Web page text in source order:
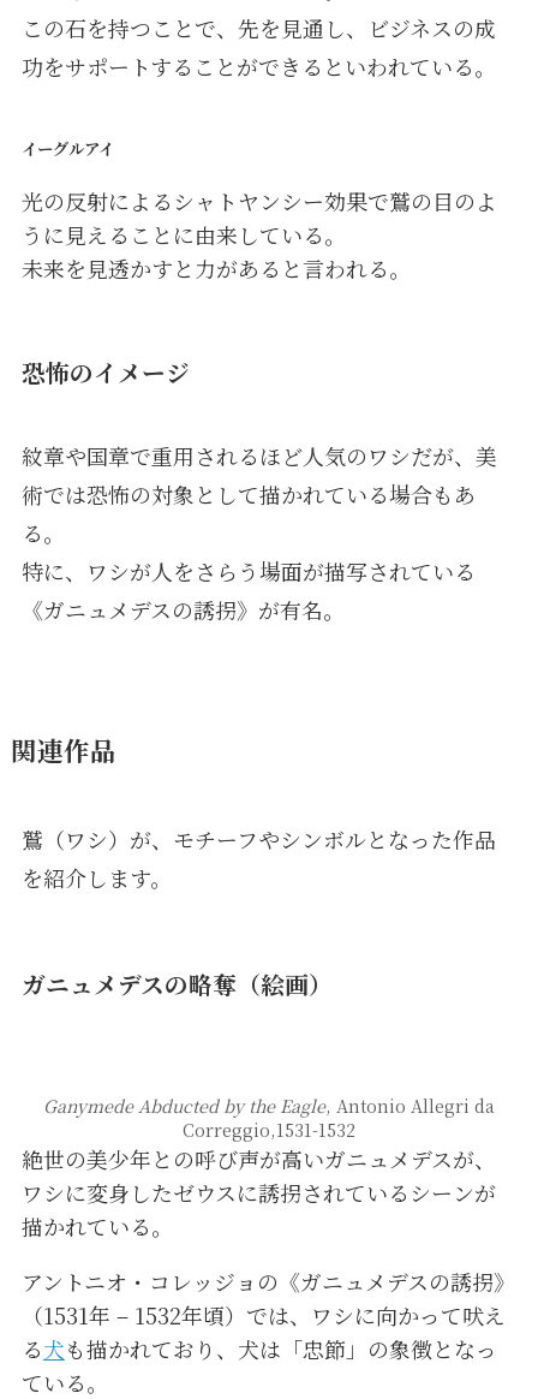
この石を持つことで、先を見通し、ビジネスの成
功をサポートすることができるといわれている。
イーグルアイ
光の反射によるシャトヤンシー効果で鷲の目のよ
うに見えることに由来している。
未来を見透かすと力があると言われる。
恐怖のイメージ
紋章や国章で重用されるほど人気のワシだが、美
術では恐怖の対象として描かれている場合もあ
る。
特に、ワシが人をさらう場面が描写されている
《ガニュメデスの誘拐》が有名。
関連作品
鷲（ワシ）が、モチーフやシンボルとなった作品
を紹介します。
ガニュメデスの略奪（絵画）
Ganymede Abducted by the Eagle, Antonio Allegri da
Correggio,1531-1532
絶世の美少年との呼び声が高いガニュメデスが、
ワシに変身したゼウスに誘拐されているシーンが
描かれている。
アントニオ・コレッジョの《ガニュメデスの誘拐》
（1531年 – 1532年頃）では、ワシに向かって吠え
る犬も描かれており、犬は「忠節」の象徴となっ
ている。